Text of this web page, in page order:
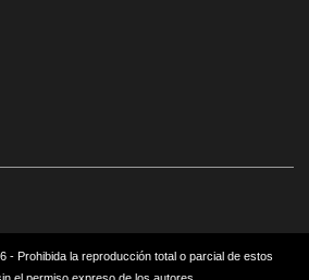
- Prohibida la reproducción total o parcial de estos